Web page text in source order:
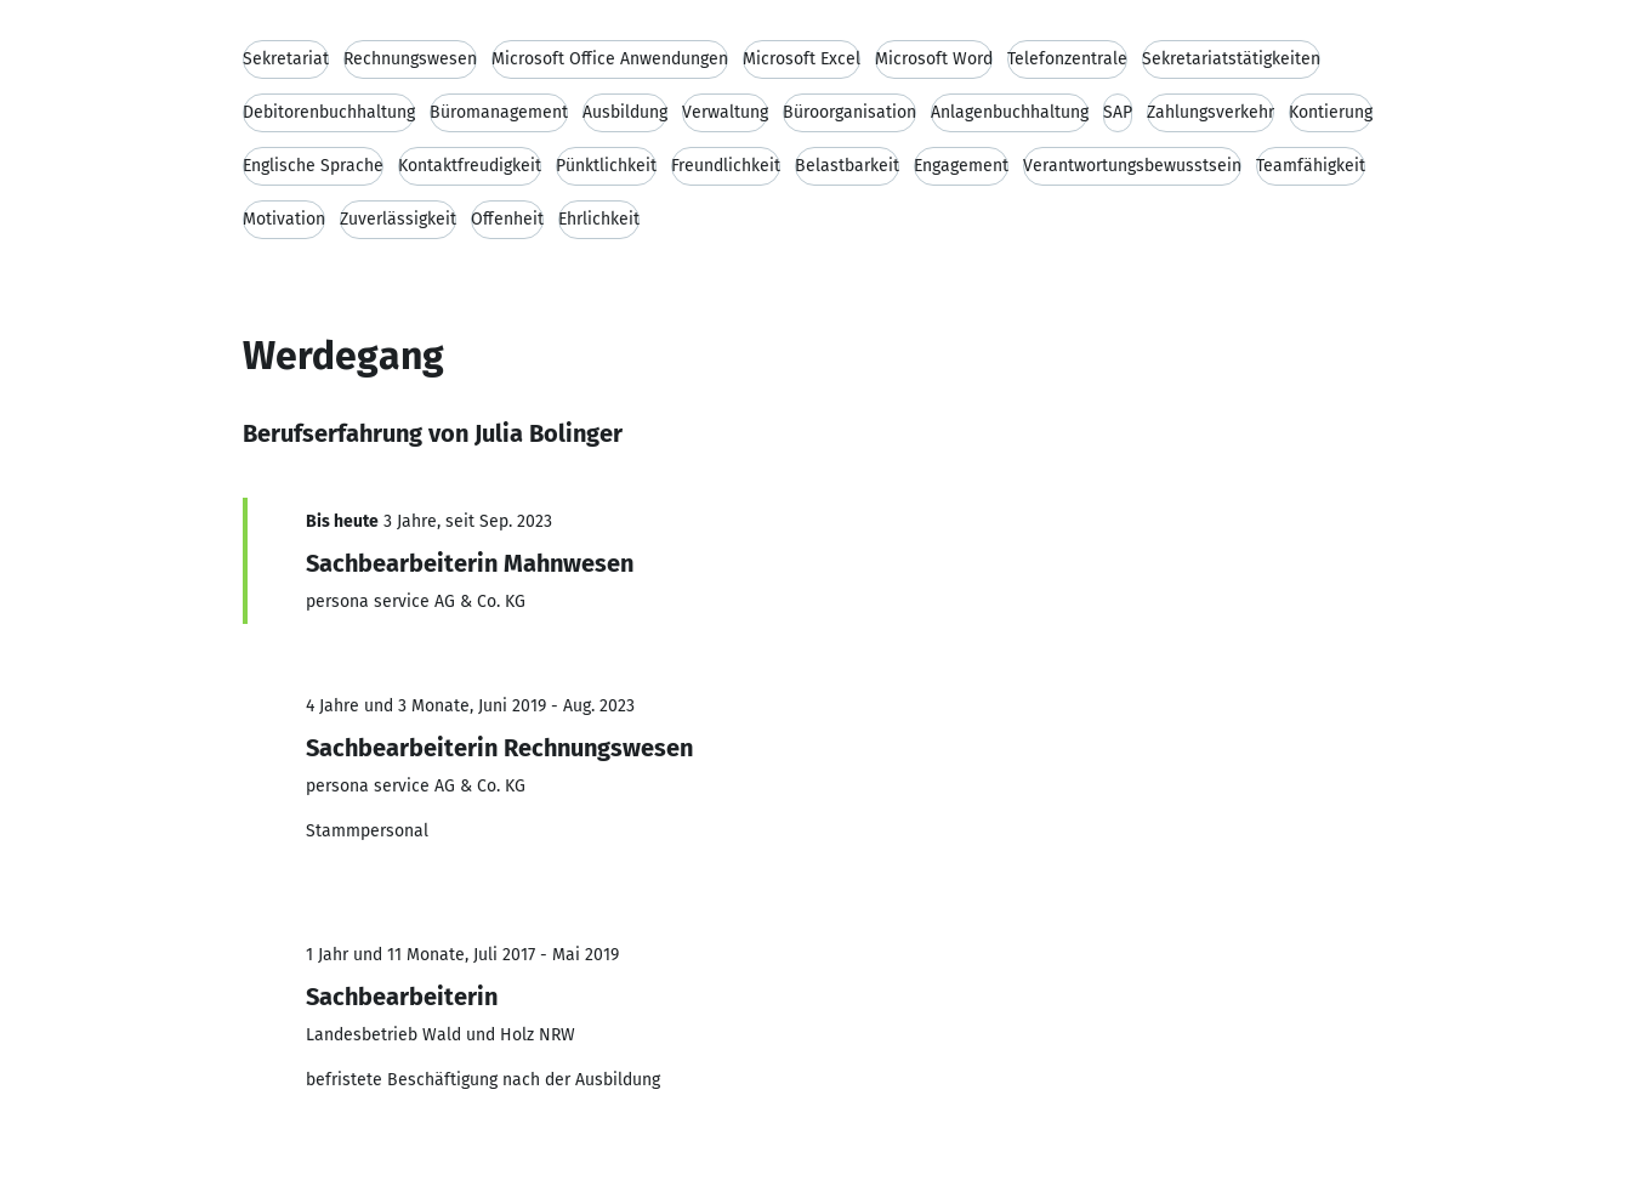
Sekretariat Rechnungswesen Microsoft Office Anwendungen Microsoft Excel Microsoft Word Telefonzentrale Sekretariatstätigkeiten
Debitorenbuchhaltung Büromanagement Ausbildung Verwaltung Büroorganisation Anlagenbuchhaltung SAP Zahlungsverkehr Kontierung
Englische Sprache Kontaktfreudigkeit Pünktlichkeit Freundlichkeit Belastbarkeit Engagement Verantwortungsbewusstsein Teamfähigkeit
Motivation Zuverlässigkeit Offenheit Ehrlichkeit
Werdegang
Berufserfahrung von Julia Bolinger
Bis heute 3 Jahre, seit Sep. 2023
Sachbearbeiterin Mahnwesen
persona service AG & Co. KG
4 Jahre und 3 Monate, Juni 2019 - Aug. 2023
Sachbearbeiterin Rechnungswesen
persona service AG & Co. KG
Stammpersonal
1 Jahr und 11 Monate, Juli 2017 - Mai 2019
Sachbearbeiterin
Landesbetrieb Wald und Holz NRW
befristete Beschäftigung nach der Ausbildung